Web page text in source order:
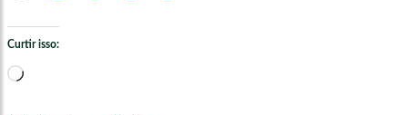
Curtir isso:
Carregando...